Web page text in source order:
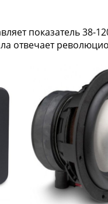
показатель 38-
отвечает